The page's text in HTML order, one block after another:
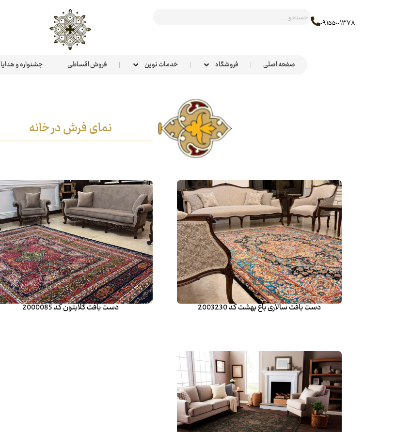
٠٩١٥٥٠٠١٣٧٨
صفحه اصلی فروشگاه خدمات نوین فروش اقساطی جشنواره و هدایا
نمای فرش در خانه
دست بافت سالاری باغ بهشت کد 2003230 دست بافت گلابتون کد 2000085